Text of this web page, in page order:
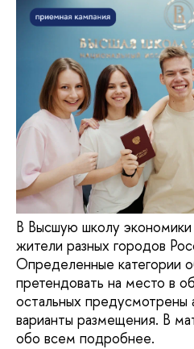
В Высшую школу
жители разных городов
Определенные категории
претендовать на место в
остальных предусмотрены
варианты размещения. В
обо всем подробнее.